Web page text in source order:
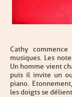
Cathy
musiques. Les
Un homme vient
puis il invite un
piano.
les doigts se